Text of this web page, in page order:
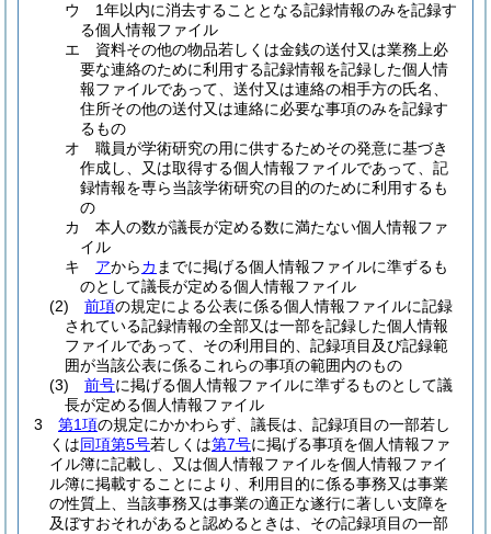
ウ
1年以内に消去することとなる記録情報のみを記録す
る個人情報ファイル
エ
資料その他の物品若しくは金銭の送付又は業務上必
要な連絡のために利用する記録情報を記録した個人情
報ファイルであって、送付又は連絡の相手方の氏名、
住所その他の送付又は連絡に必要な事項のみを記録す
るもの
オ
職員が学術研究の用に供するためその発意に基づき
作成し、又は取得する個人情報ファイルであって、記
録情報を専ら当該学術研究の目的のために利用するも
の
カ
本人の数が議長が定める数に満たない個人情報ファ
イル
キ
アからカ までに掲げる個人情報ファイルに準ずるも
のとして議長が定める個人情報ファイル
(2)
前項の規定による公表に係る個人情報ファイルに記録
されている記録情報の全部又は一部を記録した個人情報
ファイルであって、その利用目的、記録項目及び記録範
囲が当該公表に係るこれらの事項の範囲内のもの
(3)
前号に掲げる個人情報ファイルに準ずるものとして議
長が定める個人情報ファイル
3
第1項の規定にかかわらず、議長は、記録項目の一部若し
くは同項第5号若しくは第7号に掲げる事項を個人情報ファ
イル簿に記載し、又は個人情報ファイルを個人情報ファイ
ル簿に掲載することにより、利用目的に係る事務又は事業
の性質上、当該事務又は事業の適正な遂行に著しい支障を
及ぼすおそれがあると認めるときは、その記録項目の一部